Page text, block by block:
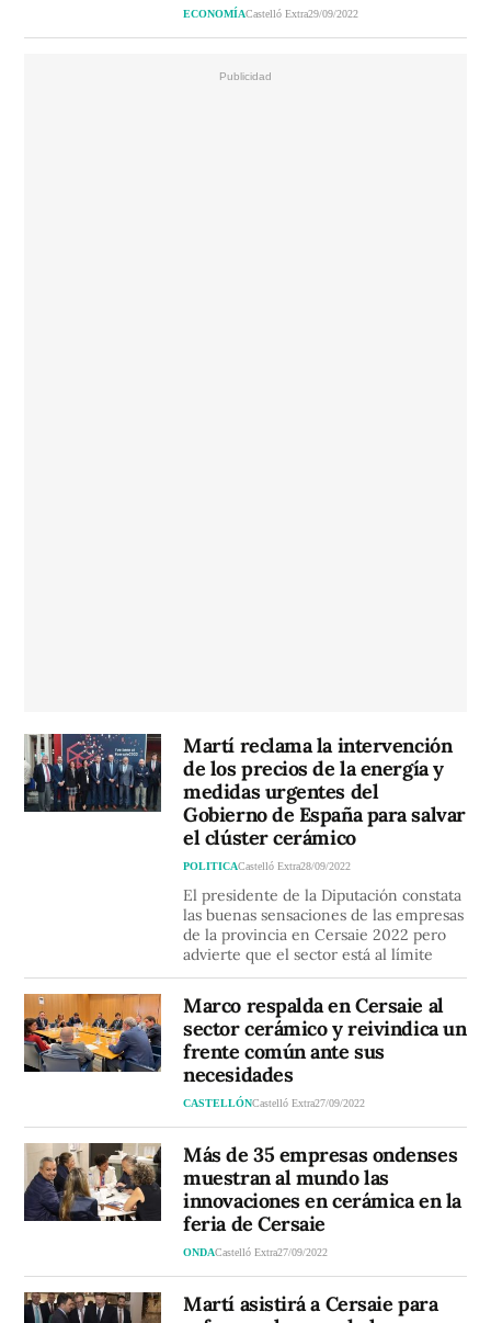
ECONOMÍACastelló Extra29/09/2022
Martí reclama la intervención
de los precios de la energía y
medidas urgentes del
Gobierno de España para salvar
el clúster cerámico
POLITICACastelló Extra28/09/2022
El presidente de la Diputación constata
las buenas sensaciones de las empresas
de la provincia en Cersaie 2022 pero
advierte que el sector está al límite
Marco respalda en Cersaie al
sector cerámico y reivindica un
frente común ante sus
necesidades
CASTELLÓNCastelló Extra27/09/2022
Más de 35 empresas ondenses
muestran al mundo las
innovaciones en cerámica en la
feria de Cersaie
ONDACastelló Extra27/09/2022
Martí asistirá a Cersaie para